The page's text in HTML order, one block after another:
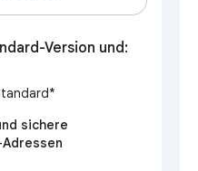
Version und:
sichere